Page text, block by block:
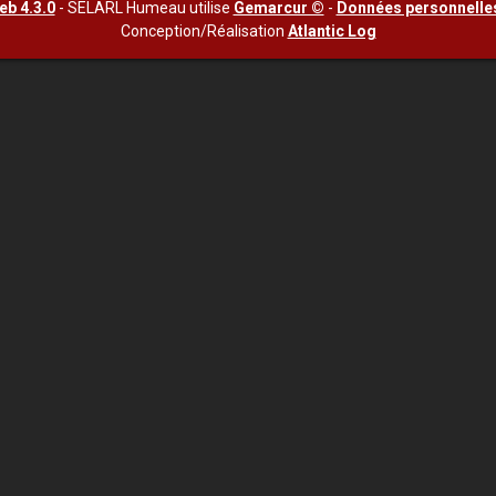
4.3.0- SELARL Humeau utilise Gemarcur © - Données
Conception/Réalisation Atlantic Log